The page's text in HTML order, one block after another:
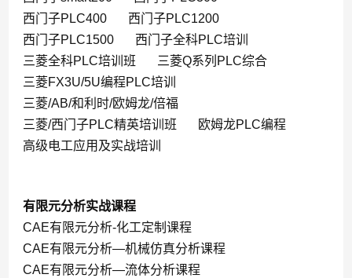
西门子PLC400
西门子PLC1200
西门子PLC1500
西门子全科PLC培训
三菱全科PLC培训班
三菱Q系列PLC综合
三菱FX3U/5U编程PLC培训
三菱/AB/和利时/欧姆龙/倍福
三菱/西门子PLC精英培训班
欧姆龙PLC编程
高级电工应用及实战培训
有限元分析实战课程
CAE有限元分析-化工定制课程
CAE有限元分析—机械仿真分析课程
CAE有限元分析—流体分析课程